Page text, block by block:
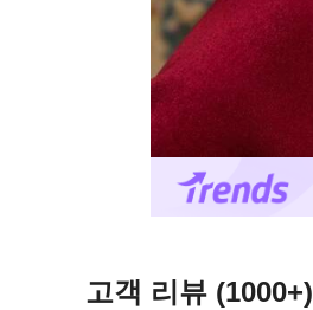
고객 리뷰 (1000+)